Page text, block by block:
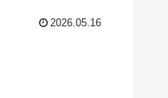
2026.05.16